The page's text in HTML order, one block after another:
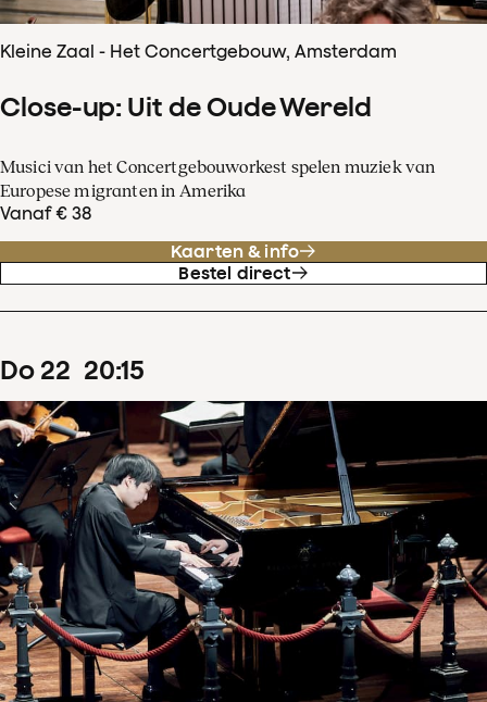
Kleine Zaal - Het Concertgebouw, Amsterdam
Close-up: Uit de Oude Wereld
Musici van het Concertgebouworkest spelen muziek van
Europese migranten in Amerika
Vanaf € 38
Kaarten & info
Bestel direct
do 22 20:15